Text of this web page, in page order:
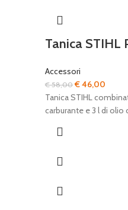
Tanica STIHL
Accessori
€58,00Il
prezzo
originale
€46,00
Tanica STIHL
carburante e 3 l di